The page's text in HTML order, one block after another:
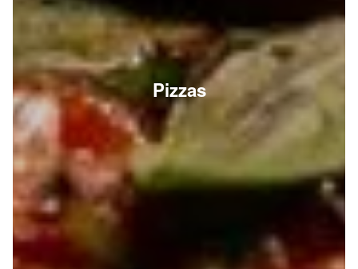
Pizzas